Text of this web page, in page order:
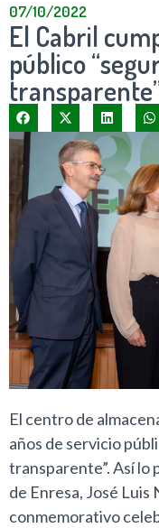
07/10/2022
El Cabril
público
El centro de
años de servicio
transparente”. Así lo
de Enresa, José Luis
conmemorativo